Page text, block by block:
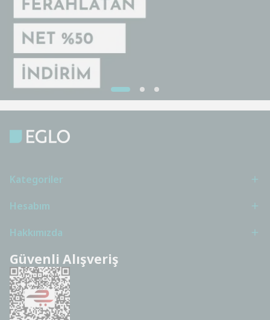
Kategoriler
Hesabım
Hakkımızda
Güvenli Alışveriş